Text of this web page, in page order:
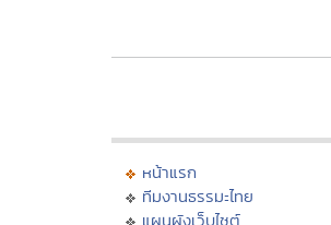
หน้าแรก
ทีมงานธรรมะไทย
แผนผังเว็บไซต์